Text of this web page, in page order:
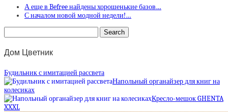
А еще в Befree найдены хорошенькие базов…
С началом новой модной недели!…
Дом Цветник
Будильник с имитацией рассвета
Напольный органайзер для книг на
колесиках
Кресло-мешок GHENTA
XXXL